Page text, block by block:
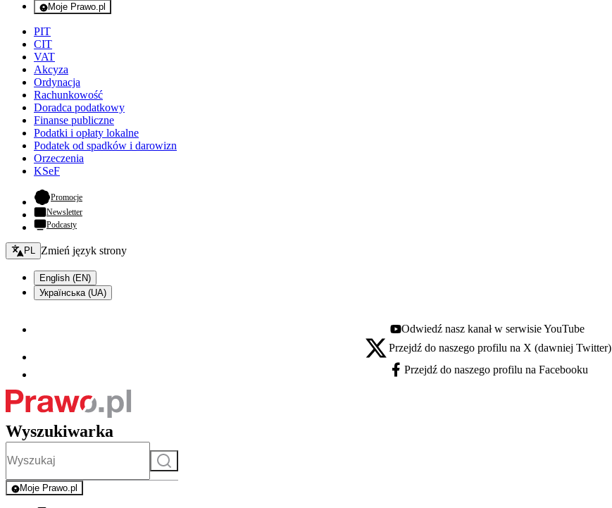
Moje Prawo.pl
- rejestracja i logowanie do serwisu
PIT
CIT
VAT
Akcyza
Ordynacja
Rachunkowość
Doradca podatkowy
Finanse publiczne
Podatki i opłaty lokalne
Podatek od spadków i darowizn
Orzeczenia
KSeF
Promocje- otwiera się w nowej karcie
Newsletter
Podcasty
Zmień język - bieżący:
PL Zmień język strony
English (EN)
Українська (UA)
Youtube - otwiera się w nowej karcie
Odwiedź nasz kanał w serwisie YouTube
X - otwiera się w nowej karcie
Przejdź do naszego profilu na X (dawniej Twitter)
Facebook - otwiera się w nowej karcie
Przejdź do naszego profilu na Facebooku
Wyszukiwarka
Szukaj
Moje Prawo.pl
- rejestracja i logowanie do serwisu